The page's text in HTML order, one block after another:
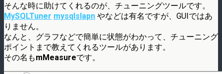
そんな時に助けてくれるのが、チューニングツールです。
MySQLTuner mysqlslapn やなどは有名ですが、GUIではあ
りません。
なんと、グラフなどで簡単に状態がわかって、チューニング
ポイントまで教えてくれるツールがあります。
その名もmMeasureです。